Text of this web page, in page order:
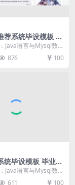
荐系统毕设模板 毕
及毕业论文与PPT
Java语言与Mysql数据
能实现 系统功能实现
876 100
统毕设模板 毕业设
业论文
Java语言与Mysql数据
细实现 管理员模块的
611 100